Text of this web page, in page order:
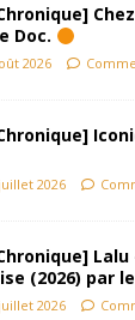
Doc.
2026
2026
Lalu
(2026) par
2026